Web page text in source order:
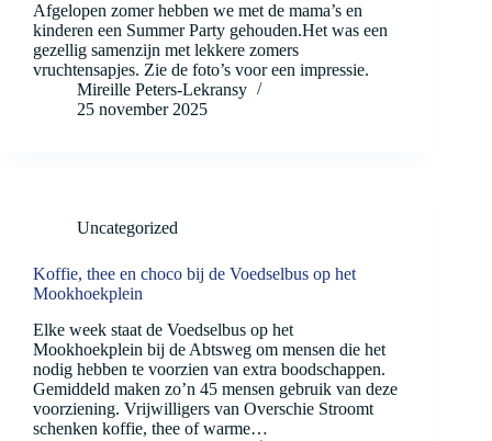
Afgelopen zomer hebben we met de mama’s en
kinderen een Summer Party gehouden.Het was een
gezellig samenzijn met lekkere zomers
vruchtensapjes. Zie de foto’s voor een impressie.
Mireille Peters-Lekransy
25 november 2025
Uncategorized
Koffie, thee en choco bij de Voedselbus op het
Mookhoekplein
Elke week staat de Voedselbus op het
Mookhoekplein bij de Abtsweg om mensen die het
nodig hebben te voorzien van extra boodschappen.
Gemiddeld maken zo’n 45 mensen gebruik van deze
voorziening. Vrijwilligers van Overschie Stroomt
schenken koffie, thee of warme…